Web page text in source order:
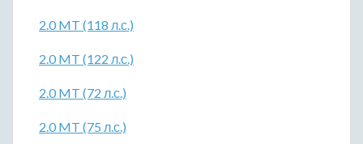
2.0 MT (118 л.с.)
2.0 MT (122 л.с.)
2.0 MT (72 л.с.)
2.0 MT (75 л.с.)